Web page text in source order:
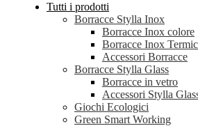
Tutti i prodotti
Borracce Stylla Inox
Borracce Inox colore
Borracce Inox
Accessori Borracce
Borracce Stylla Glass
Borracce in vetro
Accessori Stylla
Giochi Ecologici
Green Smart Working